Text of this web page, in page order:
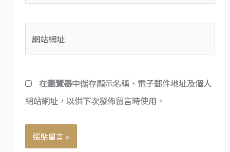
*
址 在瀏覽器中儲存顯示名稱、電子郵件地址及個人
網站網址，以供下次發佈留言時使用。